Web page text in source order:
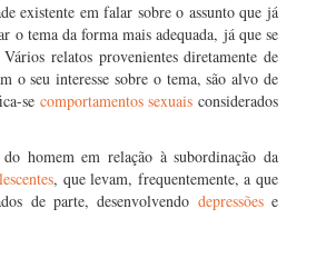
existente em falar sobre o assunto que já
o tema da forma mais adequada, já que se
relatos provenientes diretamente de
o seu interesse sobre o tema, são alvo de
se comportamentos sexuais considerados
homem em relação à subordinação da
, que levam, frequentemente, a que
de parte, desenvolvendo depressõese